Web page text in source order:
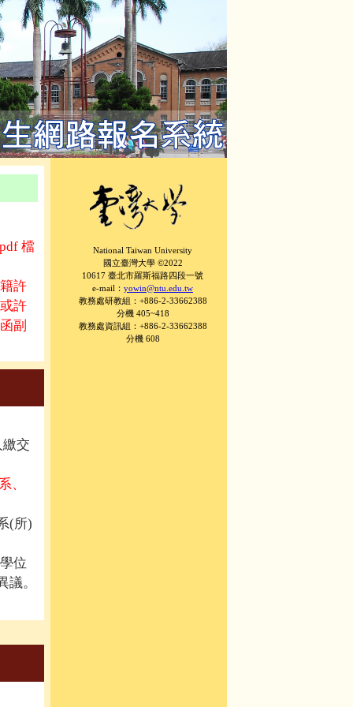
National Taiwan University
國立臺灣大學 ©2022
10617 臺北市羅斯福路四段一號
e-mail： yowin@ntu.edu.tw
教務處研教組：+886-2-33662388
分機 405~418
教務處資訊組：+886-2-33662388
分機 608
檔
許
許
副
交
、
(所)
位
。